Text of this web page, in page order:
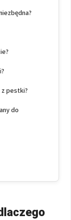
pestki?
do